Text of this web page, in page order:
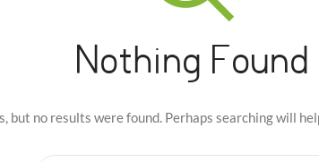
Nothing Found
but no results were found. Perhaps searching will